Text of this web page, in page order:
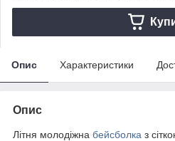
Опис Характеристики
Опис
Літня молодіжна бейсболка з